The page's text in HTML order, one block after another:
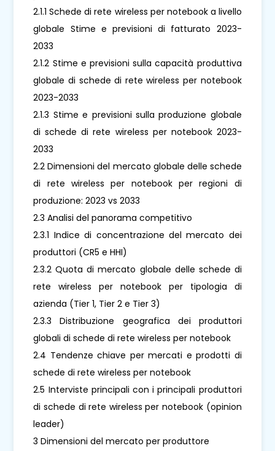
2.1.1 Schede di rete wireless per notebook a livello
globale Stime e previsioni di fatturato 2023-
2033
2.1.2 Stime e previsioni sulla capacità produttiva
globale di schede di rete wireless per notebook
2023-2033
2.1.3 Stime e previsioni sulla produzione globale
di schede di rete wireless per notebook 2023-
2033
2.2 Dimensioni del mercato globale delle schede
di rete wireless per notebook per regioni di
produzione: 2023 vs 2033
2.3 Analisi del panorama competitivo
2.3.1 Indice di concentrazione del mercato dei
produttori (CR5 e HHI)
2.3.2 Quota di mercato globale delle schede di
rete wireless per notebook per tipologia di
azienda (Tier 1, Tier 2 e Tier 3)
2.3.3 Distribuzione geografica dei produttori
globali di schede di rete wireless per notebook
2.4 Tendenze chiave per mercati e prodotti di
schede di rete wireless per notebook
2.5 Interviste principali con i principali produttori
di schede di rete wireless per notebook (opinion
leader)
3 Dimensioni del mercato per produttore